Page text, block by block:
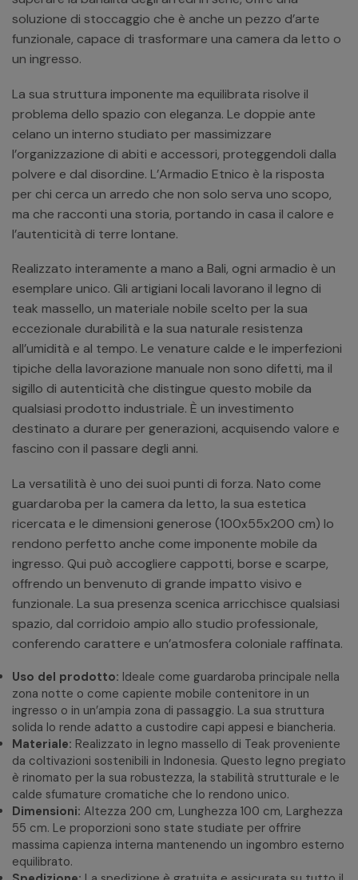
soluzione di stoccaggio che è anche un pezzo d’arte
funzionale, capace di trasformare una camera da letto o
un ingresso.
La sua struttura imponente ma equilibrata risolve il
problema dello spazio con eleganza. Le doppie ante
celano un interno studiato per massimizzare
l’organizzazione di abiti e accessori, proteggendoli dalla
polvere e dal disordine. L’Armadio Etnico è la risposta
per chi cerca un arredo che non solo serva uno scopo,
ma che racconti una storia, portando in casa il calore e
l’autenticità di terre lontane.
Realizzato interamente a mano a Bali, ogni armadio è un
esemplare unico. Gli artigiani locali lavorano il legno di
teak massello, un materiale nobile scelto per la sua
eccezionale durabilità e la sua naturale resistenza
all’umidità e al tempo. Le venature calde e le imperfezioni
tipiche della lavorazione manuale non sono difetti, ma il
sigillo di autenticità che distingue questo mobile da
qualsiasi prodotto industriale. È un investimento
destinato a durare per generazioni, acquisendo valore e
fascino con il passare degli anni.
La versatilità è uno dei suoi punti di forza. Nato come
guardaroba per la camera da letto, la sua estetica
ricercata e le dimensioni generose (100x55x200 cm) lo
rendono perfetto anche come imponente mobile da
ingresso. Qui può accogliere cappotti, borse e scarpe,
offrendo un benvenuto di grande impatto visivo e
funzionale. La sua presenza scenica arricchisce qualsiasi
spazio, dal corridoio ampio allo studio professionale,
conferendo carattere e un’atmosfera coloniale raffinata.
Uso del prodotto: Ideale come guardaroba principale nella
zona notte o come capiente mobile contenitore in un
ingresso o in un’ampia zona di passaggio. La sua struttura
solida lo rende adatto a custodire capi appesi e biancheria.
Materiale: Realizzato in legno massello di Teak proveniente
da coltivazioni sostenibili in Indonesia. Questo legno pregiato
è rinomato per la sua robustezza, la stabilità strutturale e le
calde sfumature cromatiche che lo rendono unico.
Dimensioni: Altezza 200 cm, Lunghezza 100 cm, Larghezza
55 cm. Le proporzioni sono state studiate per offrire
massima capienza interna mantenendo un ingombro esterno
equilibrato.